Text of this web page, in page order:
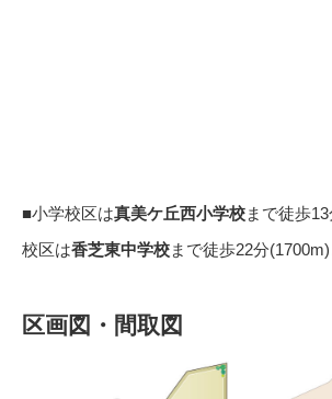
■小学校区は真美ケ丘西小学校まで徒歩
校区は香芝東中学校まで徒歩22分
区画図・間取図